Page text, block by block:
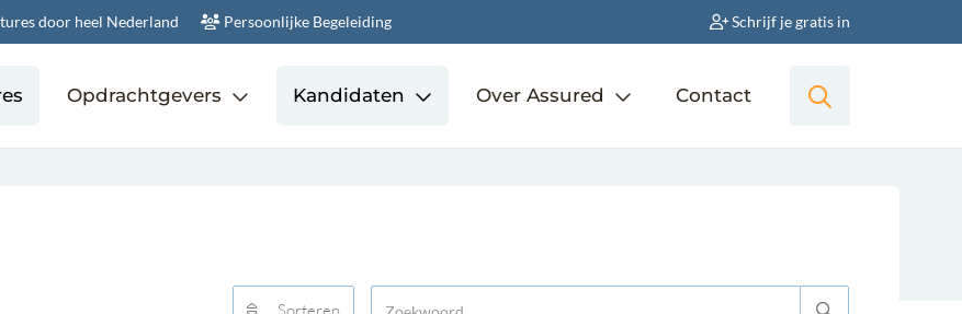
door heel Nederland Persoonlijke Begeleiding Schrijf je gratis in
Opdrachtgevers Kandidaten Over Assured Contact